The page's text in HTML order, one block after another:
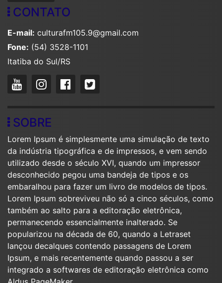
CONTATO
E-mail: culturafm105.9@gmail.com
Fone: (54) 3528-1101
Itatiba do Sul/RS
SOBRE
Lorem Ipsum é simplesmente uma simulação de texto
da indústria tipográfica e de impressos, e vem sendo
utilizado desde o século XVI, quando um impressor
desconhecido pegou uma bandeja de tipos e os
embaralhou para fazer um livro de modelos de tipos.
Lorem Ipsum sobreviveu não só a cinco séculos, como
também ao salto para a editoração eletrônica,
permanecendo essencialmente inalterado. Se
popularizou na década de 60, quando a Letraset
lançou decalques contendo passagens de Lorem
Ipsum, e mais recentemente quando passou a ser
integrado a softwares de editoração eletrônica como